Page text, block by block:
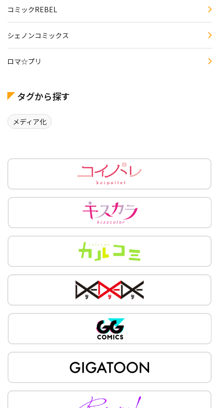
コミックREBEL
シェノンコミックス
ロマ☆プリ
タグから探す
メディア化